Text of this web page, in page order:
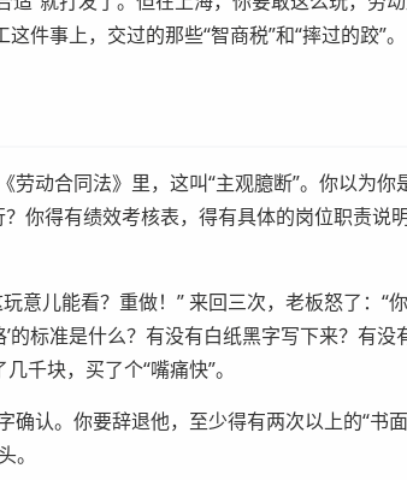
件事上，交过的那些“智商税”和“摔过的跤”。
动合同法》里，这叫“主观臆断”。你以为你
你得有绩效考核表，得有具体的岗位职责说
意儿能看？重做！” 来回三次，老板怒了：“
的标准是什么？有没有白纸黑字写下来？有没
千块，买了个“嘴痛快”。
认。你要辞退他，至少得有两次以上的“书
。